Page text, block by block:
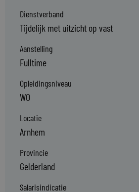
Dienstverband
Tijdelijk met uitzicht op vast
Aanstelling
Fulltime
Opleidingsniveau
WO
Locatie
Arnhem
Provincie
Gelderland
Salarisindicatie